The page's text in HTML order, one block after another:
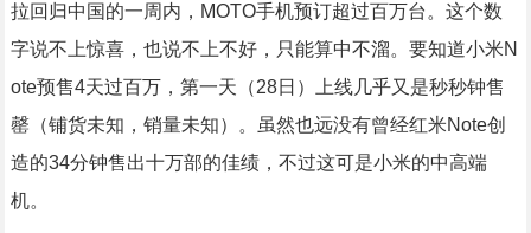
拉回归中国的一周内，MOTO手机预订超过百万台。这个数
字说不上惊喜，也说不上不好，只能算中不溜。要知道小米N
ote预售4天过百万，第一天（28日）上线几乎又是秒秒钟售
罄（铺货未知，销量未知）。虽然也远没有曾经红米Note创
造的34分钟售出十万部的佳绩，不过这可是小米的中高端
机。